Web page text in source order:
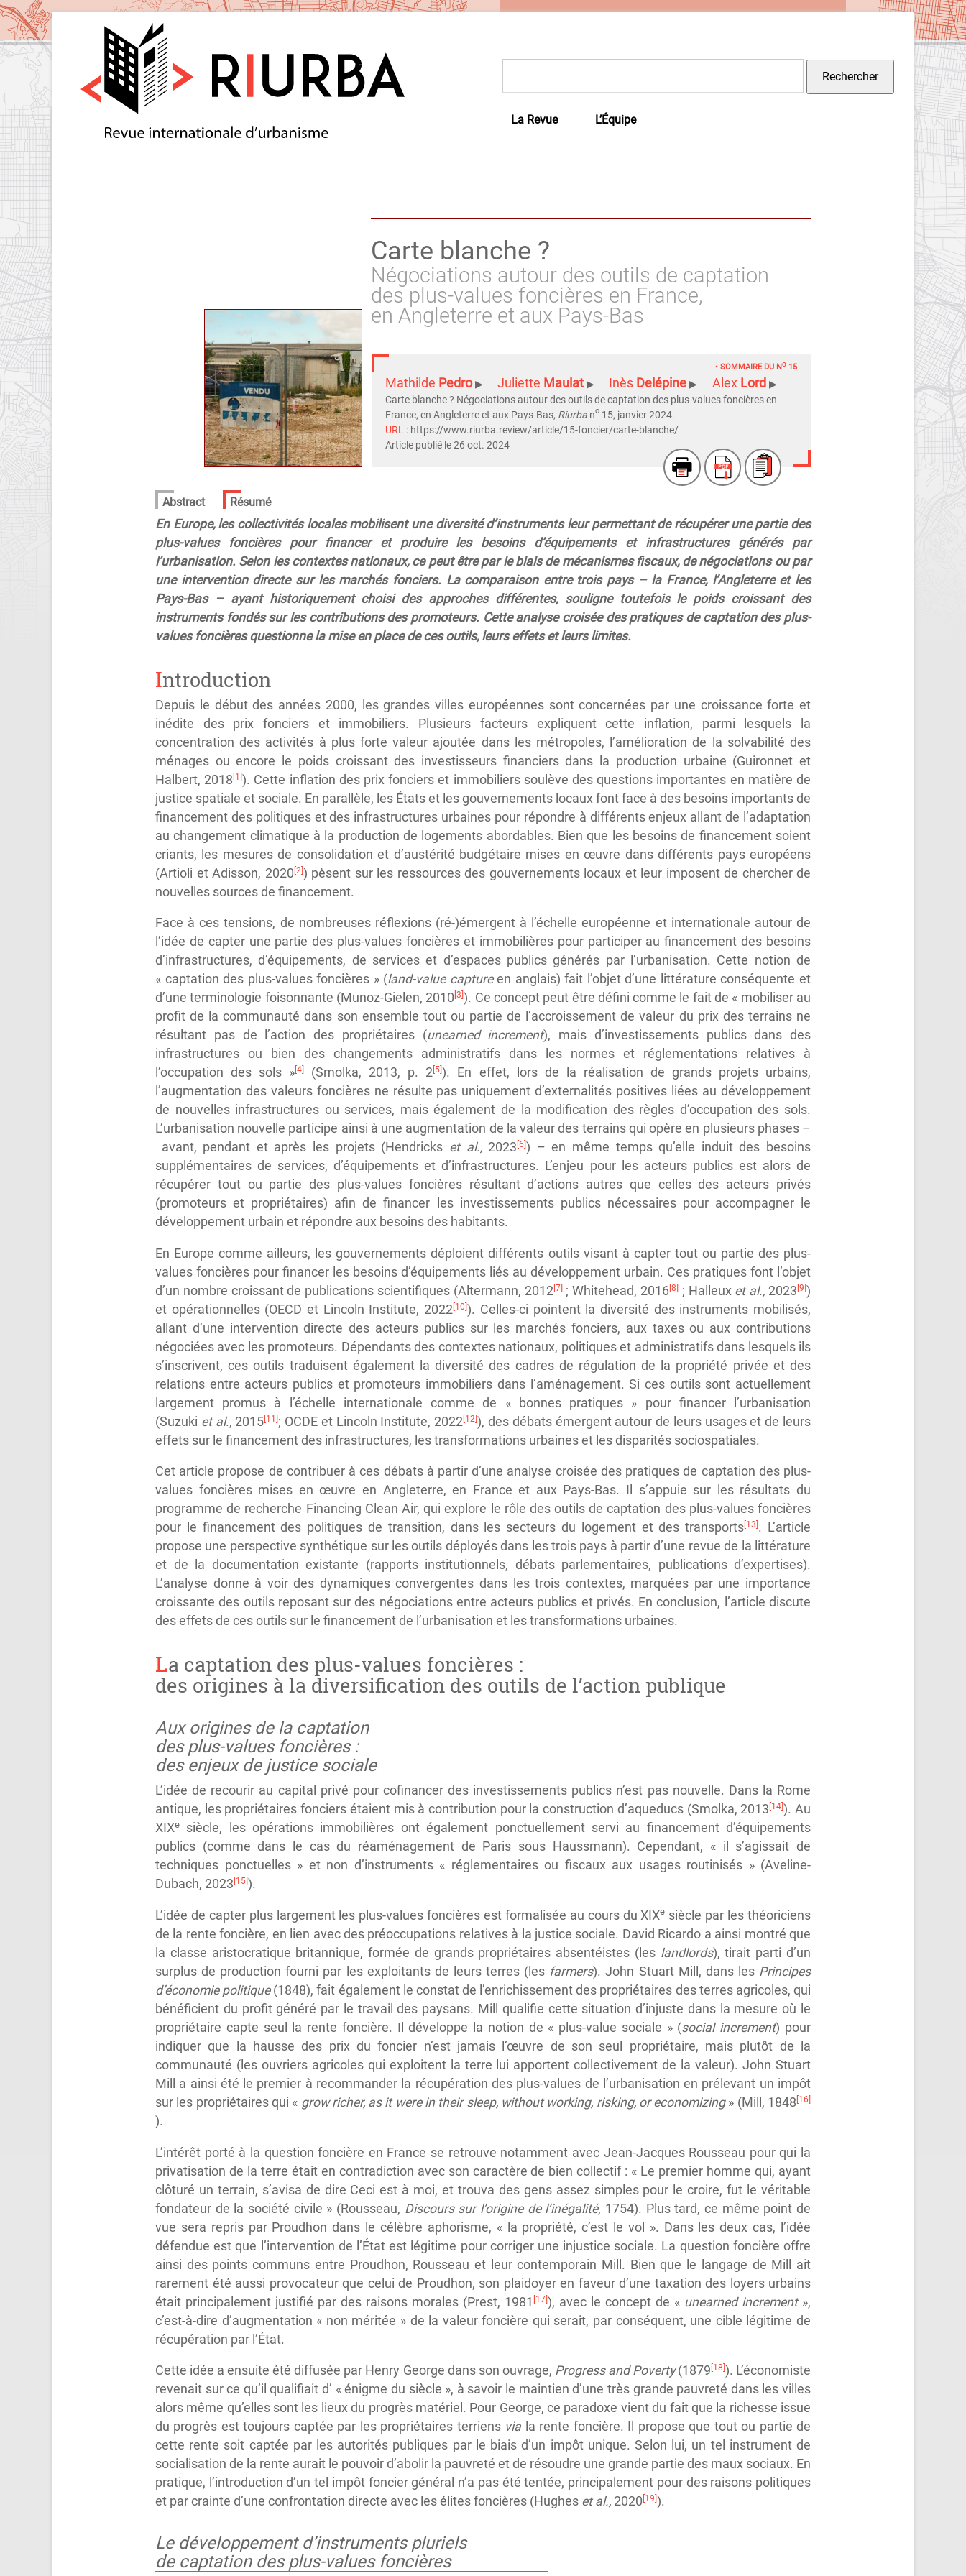
La Revue L’Équipe
Carte blanche ?
Négociations autour des outils de captation
des plus-values foncières en France,
en Angleterre et aux Pays-Bas
• SOMMAIRE DU NO15
Mathilde Pedro Juliette Maulat Inès Delépine Alex Lord
Carte blanche ? Négociations autour des outils de captation des plus-values foncières en
France, en Angleterre et aux Pays-Bas, Riurba no 15, janvier 2024.
URL : https://www.riurba.review/article/15-foncier/carte-blanche/
Article publié le 26 oct. 2024
Abstract Résumé
En Europe, les collectivités locales mobilisent une diversité d’instruments leur permettant de récupérer une partie des
plus-values foncières pour financer et produire les besoins d’équipements et infrastructures générés par
l’urbanisation. Selon les contextes nationaux, ce peut être par le biais de mécanismes fiscaux, de négociations ou par
une intervention directe sur les marchés fonciers. La comparaison entre trois pays – la France, l’Angleterre et les
Pays-Bas – ayant historiquement choisi des approches différentes, souligne toutefois le poids croissant des
instruments fondés sur les contributions des promoteurs. Cette analyse croisée des pratiques de captation des plus-
values foncières questionne la mise en place de ces outils, leurs effets et leurs limites.
Introduction
Depuis le début des années 2000, les grandes villes européennes sont concernées par une croissance forte et
inédite des prix fonciers et immobiliers. Plusieurs facteurs expliquent cette inflation, parmi lesquels la
concentration des activités à plus forte valeur ajoutée dans les métropoles, l’amélioration de la solvabilité des
ménages ou encore le poids croissant des investisseurs financiers dans la production urbaine (Guironnet et
Halbert, 2018[1]). Cette inflation des prix fonciers et immobiliers soulève des questions importantes en matière de
justice spatiale et sociale. En parallèle, les États et les gouvernements locaux font face à des besoins importants de
financement des politiques et des infrastructures urbaines pour répondre à différents enjeux allant de l’adaptation
au changement climatique à la production de logements abordables. Bien que les besoins de financement soient
criants, les mesures de consolidation et d’austérité budgétaire mises en œuvre dans différents pays européens
(Artioli et Adisson, 2020 [2]) pèsent sur les ressources des gouvernements locaux et leur imposent de chercher de
nouvelles sources de financement.
Face à ces tensions, de nombreuses réflexions (ré-)émergent à l’échelle européenne et internationale autour de
l’idée de capter une partie des plus-values foncières et immobilières pour participer au financement des besoins
d’infrastructures, d’équipements, de services et d’espaces publics générés par l’urbanisation. Cette notion de
« captation des plus-values foncières » (land-value captureen anglais) fait l’objet d’une littérature conséquente et
d’une terminologie foisonnante (Munoz-Gielen, 2010[3]). Ce concept peut être défini comme le fait de « mobiliser au
profit de la communauté dans son ensemble tout ou partie de l’accroissement de valeur du prix des terrains ne
résultant pas de l’action des propriétaires (unearned increment), mais d’investissements publics dans des
infrastructures ou bien des changements administratifs dans les normes et réglementations relatives à
l’occupation des sols » [4] (Smolka, 2013, p. 2 [5]). En effet, lors de la réalisation de grands projets urbains,
l’augmentation des valeurs foncières ne résulte pas uniquement d’externalités positives liées au développement
de nouvelles infrastructures ou services, mais également de la modification des règles d’occupation des sols.
L’urbanisation nouvelle participe ainsi à une augmentation de la valeur des terrains qui opère en plusieurs phases –
avant, pendant et après les projets (Hendricks et al.,2023 [6]) – en même temps qu’elle induit des besoins
supplémentaires de services, d’équipements et d’infrastructures. L’enjeu pour les acteurs publics est alors de
récupérer tout ou partie des plus-values foncières résultant d’actions autres que celles des acteurs privés
(promoteurs et propriétaires) afin de financer les investissements publics nécessaires pour accompagner le
développement urbain et répondre aux besoins des habitants.
En Europe comme ailleurs, les gouvernements déploient différents outils visant à capter tout ou partie des plus-
values foncières pour financer les besoins d’équipements liés au développement urbain. Ces pratiques font l’objet
d’un nombre croissant de publications scientifiques (Altermann, 2012 [7]; Whitehead, 2016[8] ; Halleux et al., 2023[9])
et opérationnelles (OECD et Lincoln Institute, 2022[10]). Celles-ci pointent la diversité des instruments mobilisés,
allant d’une intervention directe des acteurs publics sur les marchés fonciers, aux taxes ou aux contributions
négociées avec les promoteurs. Dépendants des contextes nationaux, politiques et administratifs dans lesquels ils
s’inscrivent, ces outils traduisent également la diversité des cadres de régulation de la propriété privée et des
relations entre acteurs publics et promoteurs immobiliers dans l’aménagement. Si ces outils sont actuellement
largement promus à l’échelle internationale comme de « bonnes pratiques » pour financer l’urbanisation
(Suzuki et al., 2015[11]; OCDE et Lincoln Institute, 2022[12]), des débats émergent autour de leurs usages et de leurs
effets sur le financement des infrastructures, les transformations urbaines et les disparités sociospatiales.
Cet article propose de contribuer à ces débats à partir d’une analyse croisée des pratiques de captation des plus-
values foncières mises en œuvre en Angleterre, en France et aux Pays-Bas. Il s’appuie sur les résultats du
programme de recherche Financing Clean Air, qui explore le rôle des outils de captation des plus-values foncières
pour le financement des politiques de transition, dans les secteurs du logement et des transports [13] . L’article
propose une perspective synthétique sur les outils déployés dans les trois pays à partir d’une revue de la littérature
et de la documentation existante (rapports institutionnels, débats parlementaires, publications d’expertises).
L’analyse donne à voir des dynamiques convergentes dans les trois contextes, marquées par une importance
croissante des outils reposant sur des négociations entre acteurs publics et privés. En conclusion, l’article discute
des effets de ces outils sur le financement de l’urbanisation et les transformations urbaines.
La captation des plus-values foncières :
des origines à la diversification des outils de l’action publique
Aux origines de la captation
des plus-values foncières :
des enjeux de justice sociale
L’idée de recourir au capital privé pour cofinancer des investissements publics n’est pas nouvelle. Dans la Rome
antique, les propriétaires fonciers étaient mis à contribution pour la construction d’aqueducs (Smolka, 2013 [14]). Au
XIXe
siècle, les opérations immobilières ont également ponctuellement servi au financement d’équipements
publics (comme dans le cas du réaménagement de Paris sous Haussmann). Cependant, « il s’agissait de
techniques ponctuelles » et non d’instruments « réglementaires ou fiscaux aux usages routinisés » (Aveline-
Dubach, 2023 [15] ).
L’idée de capter plus largement les plus-values foncières est formalisée au cours du XIXe siècle par les théoriciens
de la rente foncière, en lien avec des préoccupations relatives à la justice sociale. David Ricardo a ainsi montré que
la classe aristocratique britannique, formée de grands propriétaires absentéistes (les landlords), tirait parti d’un
surplus de production fourni par les exploitants de leurs terres (les farmers). John Stuart Mill, dans les Principes
d’économie politique (1848), fait également le constat de l’enrichissement des propriétaires des terres agricoles, qui
bénéficient du profit généré par le travail des paysans. Mill qualifie cette situation d’injuste dans la mesure où le
propriétaire capte seul la rente foncière. Il développe la notion de « plus-value sociale » (social increment) pour
indiquer que la hausse des prix du foncier n’est jamais l’œuvre de son seul propriétaire, mais plutôt de la
communauté (les ouvriers agricoles qui exploitent la terre lui apportent collectivement de la valeur). John Stuart
Mill a ainsi été le premier à recommander la récupération des plus-values de l’urbanisation en prélevant un impôt
sur les propriétaires qui « grow richer, as it were in their sleep, without working, risking, or economizing» (Mill, 1848 [16]
).
L’intérêt porté à la question foncière en France se retrouve notamment avec Jean-Jacques Rousseau pour qui la
privatisation de la terre était en contradiction avec son caractère de bien collectif : « Le premier homme qui, ayant
clôturé un terrain, s’avisa de dire Ceci est à moi, et trouva des gens assez simples pour le croire, fut le véritable
fondateur de la société civile » (Rousseau, Discours sur l’origine de l’inégalité, 1754). Plus tard, ce même point de
vue sera repris par Proudhon dans le célèbre aphorisme, « la propriété, c’est le vol ». Dans les deux cas, l’idée
défendue est que l’intervention de l’État est légitime pour corriger une injustice sociale. La question foncière offre
ainsi des points communs entre Proudhon, Rousseau et leur contemporain Mill. Bien que le langage de Mill ait
rarement été aussi provocateur que celui de Proudhon, son plaidoyer en faveur d’une taxation des loyers urbains
était principalement justifié par des raisons morales (Prest, 1981 [17]), avec le concept de « unearned increment»,
c’est-à-dire d’augmentation « non méritée » de la valeur foncière qui serait, par conséquent, une cible légitime de
récupération par l’État.
Cette idée a ensuite été diffusée par Henry George dans son ouvrage, Progress and Poverty(1879 [18] ). L’économiste
revenait sur ce qu’il qualifiait d’ « énigme du siècle », à savoir le maintien d’une très grande pauvreté dans les villes
alors même qu’elles sont les lieux du progrès matériel. Pour George, ce paradoxe vient du fait que la richesse issue
du progrès est toujours captée par les propriétaires terriens via la rente foncière. Il propose que tout ou partie de
cette rente soit captée par les autorités publiques par le biais d’un impôt unique. Selon lui, un tel instrument de
socialisation de la rente aurait le pouvoir d’abolir la pauvreté et de résoudre une grande partie des maux sociaux. En
pratique, l’introduction d’un tel impôt foncier général n’a pas été tentée, principalement pour des raisons politiques
et par crainte d’une confrontation directe avec les élites foncières (Hughes et al., 2020 [19] ).
Le développement d’instruments pluriels
de captation des plus-values foncières